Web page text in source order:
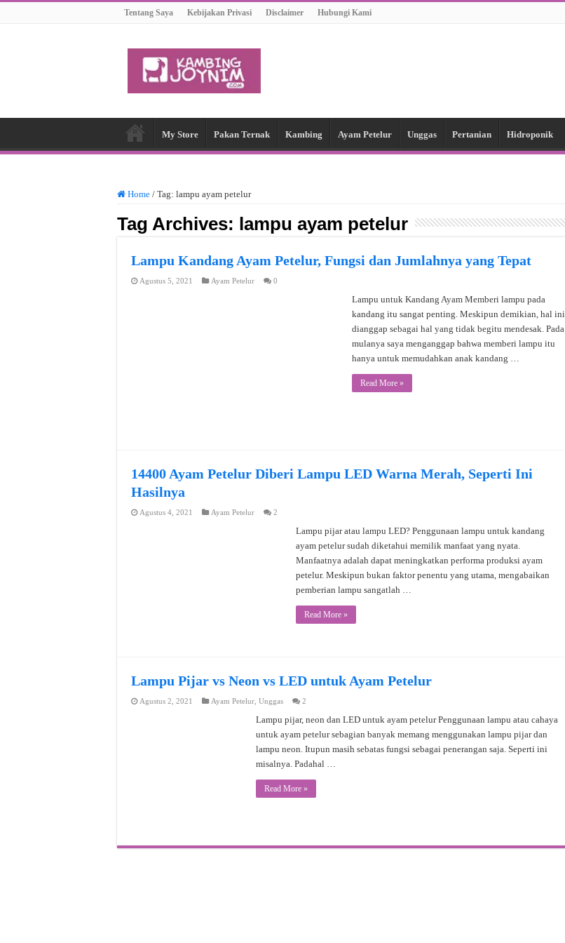
Tentang Saya Kebijakan Privasi Disclaimer Hubungi Kami
My Store Pakan Ternak Kambing Ayam Petelur Unggas Pertanian Hidroponik
Home / Tag: lampu ayam petelur
Tag Archives: lampu ayam petelur
Lampu Kandang Ayam Petelur, Fungsi dan Jumlahnya yang Tepat
Agustus 5, 2021 Ayam Petelur 0
Lampu untuk Kandang Ayam Memberi lampu pada
kandang itu sangat penting. Meskipun demikian, hal ini
dianggap sebagai hal yang tidak begitu mendesak. Pada
mulanya saya menganggap bahwa memberi lampu itu
hanya untuk memudahkan anak kandang …
Read More »
14400 Ayam Petelur Diberi Lampu LED Warna Merah, Seperti Ini
Hasilnya
Agustus 4, 2021 Ayam Petelur 2
Lampu pijar atau lampu LED? Penggunaan lampu untuk kandang
ayam petelur sudah diketahui memilik manfaat yang nyata.
Manfaatnya adalah dapat meningkatkan performa produksi ayam
petelur. Meskipun bukan faktor penentu yang utama, mengabaikan
pemberian lampu sangatlah …
Read More »
Lampu Pijar vs Neon vs LED untuk Ayam Petelur
Agustus 2, 2021 Ayam Petelur Unggas 2
Lampu pijar, neon dan LED untuk ayam petelur Penggunaan lampu atau cahaya
untuk ayam petelur sebagian banyak memang menggunakan lampu pijar dan
lampu neon. Itupun masih sebatas fungsi sebagai penerangan saja. Seperti ini
misalnya. Padahal …
Read More »